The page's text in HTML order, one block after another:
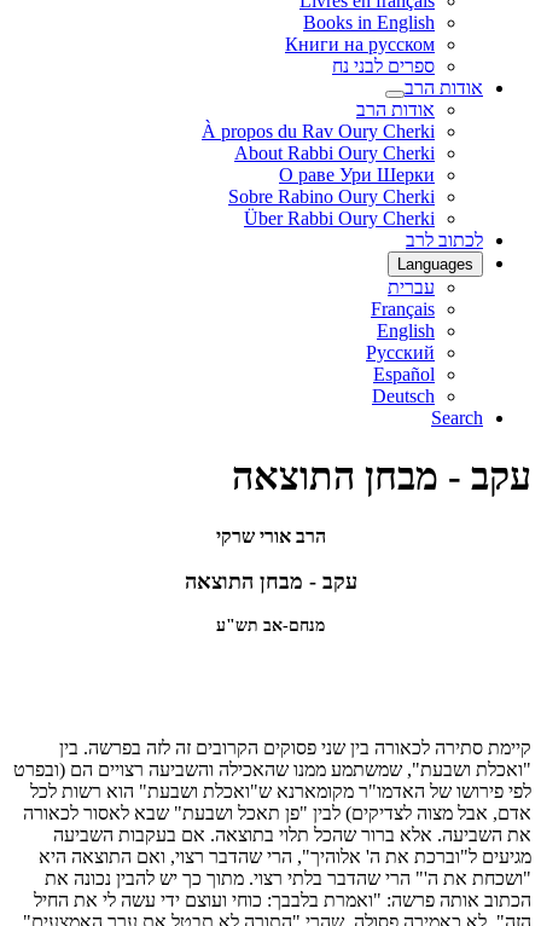
Books in English
Книги на русском
ספרים לבני נח
אודות הרב
אודות הרב
À propos du Rav Oury Cherki
About Rabbi Oury Cherki
О раве Ури Шерки
Sobre Rabino Oury Cherki
Über Rabbi Oury Cherki
לכתוב לרב
Languages
עברית
Français
English
Русский
Español
Deutsch
Search
עקב - מבחן התוצאה
הרב אורי שרקי
עקב - מבחן התוצאה
מנחם-אב תש"ע
קיימת סתירה לכאורה בין שני פסוקים הקרובים זה לזה בפרשה. בין
"ואכלת ושבעת", שמשתמע ממנו שהאכילה והשביעה רצויים הם (ובפרט
לפי פירושו של האדמו"ר מקומארנא ש"ואכלת ושבעת" הוא רשות לכל
אדם, אבל מצוה לצדיקים) לבין "פן תאכל ושבעת" שבא לאסור לכאורה
את השביעה. אלא ברור שהכל תלוי בתוצאה. אם בעקבות השביעה
מגיעים ל"וברכת את ה' אלוהיך", הרי שהדבר רצוי, ואם התוצאה היא
"ושכחת את ה'" הרי שהדבר בלתי רצוי. מתוך כך יש להבין נכונה את
הכתוב אותה פרשה: "ואמרת בלבבך: כוחי ועוצם ידי עשה לי את החיל
הזה", לא כאמירה פסולה, שהרי "התורה לא תבטל את ערך האמצעים"